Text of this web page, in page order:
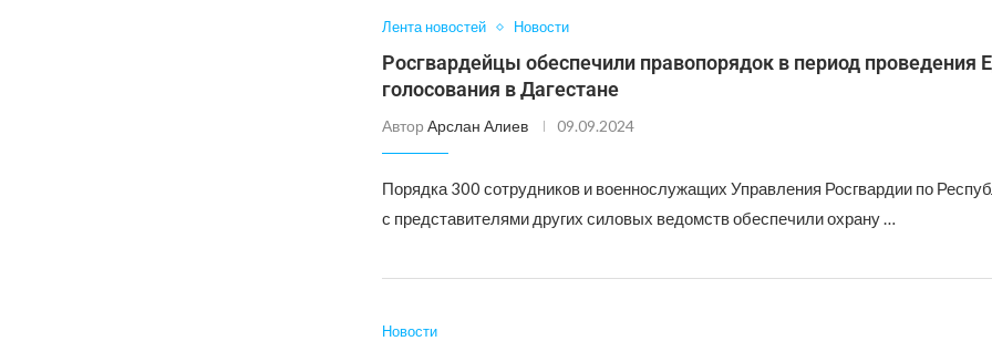
Лента новостей Новости
Росгвардейцы обеспечили правопорядок в период проведения
голосования в Дагестане
Автор Арслан Алиев 09.09.2024
Порядка 300 сотрудников и военнослужащих Управления Росгвардии по
с представителями других силовых ведомств обеспечили охрану …
Новости